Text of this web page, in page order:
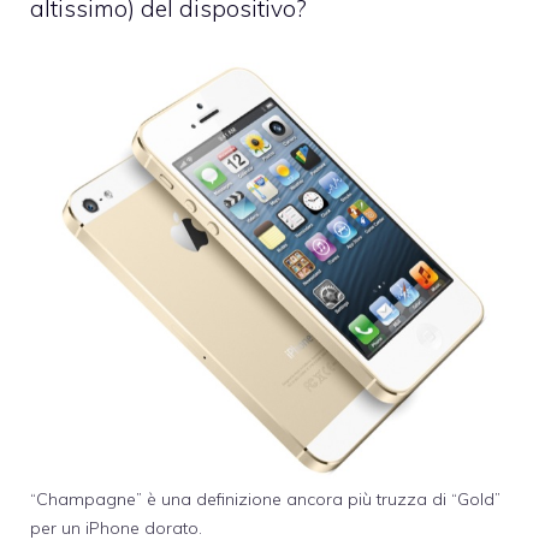
altissimo) del dispositivo?
“Champagne” è una definizione ancora più truzza di “Gold”
per un iPhone dorato.